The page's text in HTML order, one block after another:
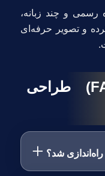
رسمی و چند زبانه،
و تصویر حرفه‌ای
سوالات متداول (FAQ) طراحی
شد؟